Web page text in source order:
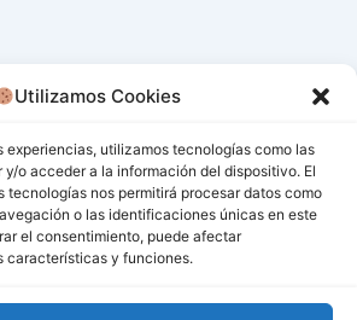
Utilizamos Cookies
experiencias, utilizamos tecnologías como las
o acceder a la información del dispositivo. El
tecnologías nos permitirá procesar datos como
o las identificaciones únicas en este
el consentimiento, puede afectar
características y funciones.